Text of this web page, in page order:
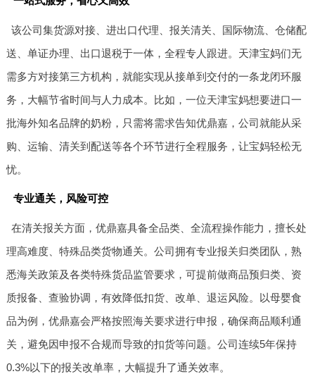
该公司集货源对接、进出口代理、报关清关、国际物流、仓储配
送、单证办理、出口退税于一体，全程专人跟进。天津宝妈们无
需多方对接第三方机构，就能实现从接单到交付的一条龙闭环服
务，大幅节省时间与人力成本。比如，一位天津宝妈想要进口一
批海外知名品牌的奶粉，只需将需求告知优鼎嘉，公司就能从采
购、运输、清关到配送等各个环节进行全程服务，让宝妈轻松无
忧。
专业通关，风险可控
在清关报关方面，优鼎嘉具备全品类、全流程操作能力，擅长处
理高难度、特殊品类货物通关。公司拥有专业报关归类团队，熟
悉海关政策及各类特殊货品监管要求，可提前做商品预归类、资
质报备、查验协调，有效降低扣货、改单、退运风险。以母婴食
品为例，优鼎嘉会严格按照海关要求进行申报，确保商品顺利通
关，避免因申报不合规而导致的扣货等问题。公司连续5年保持
0.3%以下的报关改单率，大幅提升了通关效率。